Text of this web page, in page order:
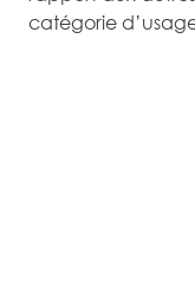
catégorie